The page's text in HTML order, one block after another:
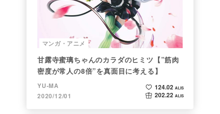
マンガ・アニメ
甘露寺蜜璃ちゃんのカラダのヒミツ【”筋肉
密度が常人の8倍”を真面目に考える】
YU-MA
2020/12/01
124.02 ALIS
202.22 ALIS